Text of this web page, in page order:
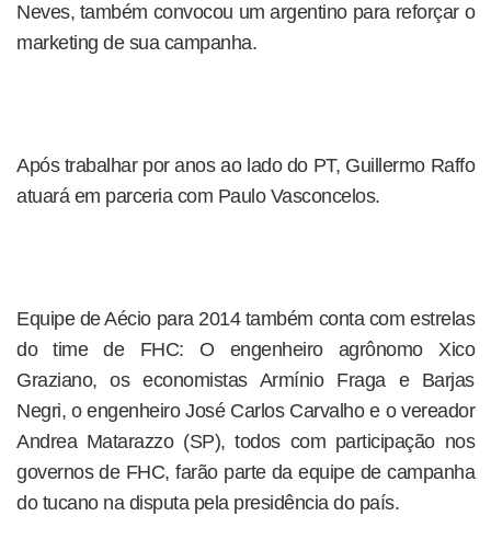
Neves, também convocou um argentino para reforçar o
marketing de sua campanha.
Após trabalhar por anos ao lado do PT, Guillermo Raffo
atuará em parceria com Paulo Vasconcelos.
Equipe de Aécio para 2014 também conta com estrelas
do time de FHC: O engenheiro agrônomo Xico
Graziano, os economistas Armínio Fraga e Barjas
Negri, o engenheiro José Carlos Carvalho e o vereador
Andrea Matarazzo (SP), todos com participação nos
governos de FHC, farão parte da equipe de campanha
do tucano na disputa pela presidência do país.